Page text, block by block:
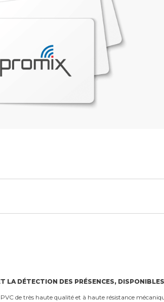
LA DÉTECTION DES PRÉSENCES,
de très haute qualité et à haute résistance